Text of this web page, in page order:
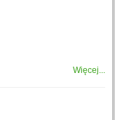
Więcej...